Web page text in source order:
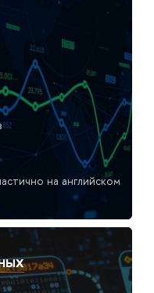
на английском